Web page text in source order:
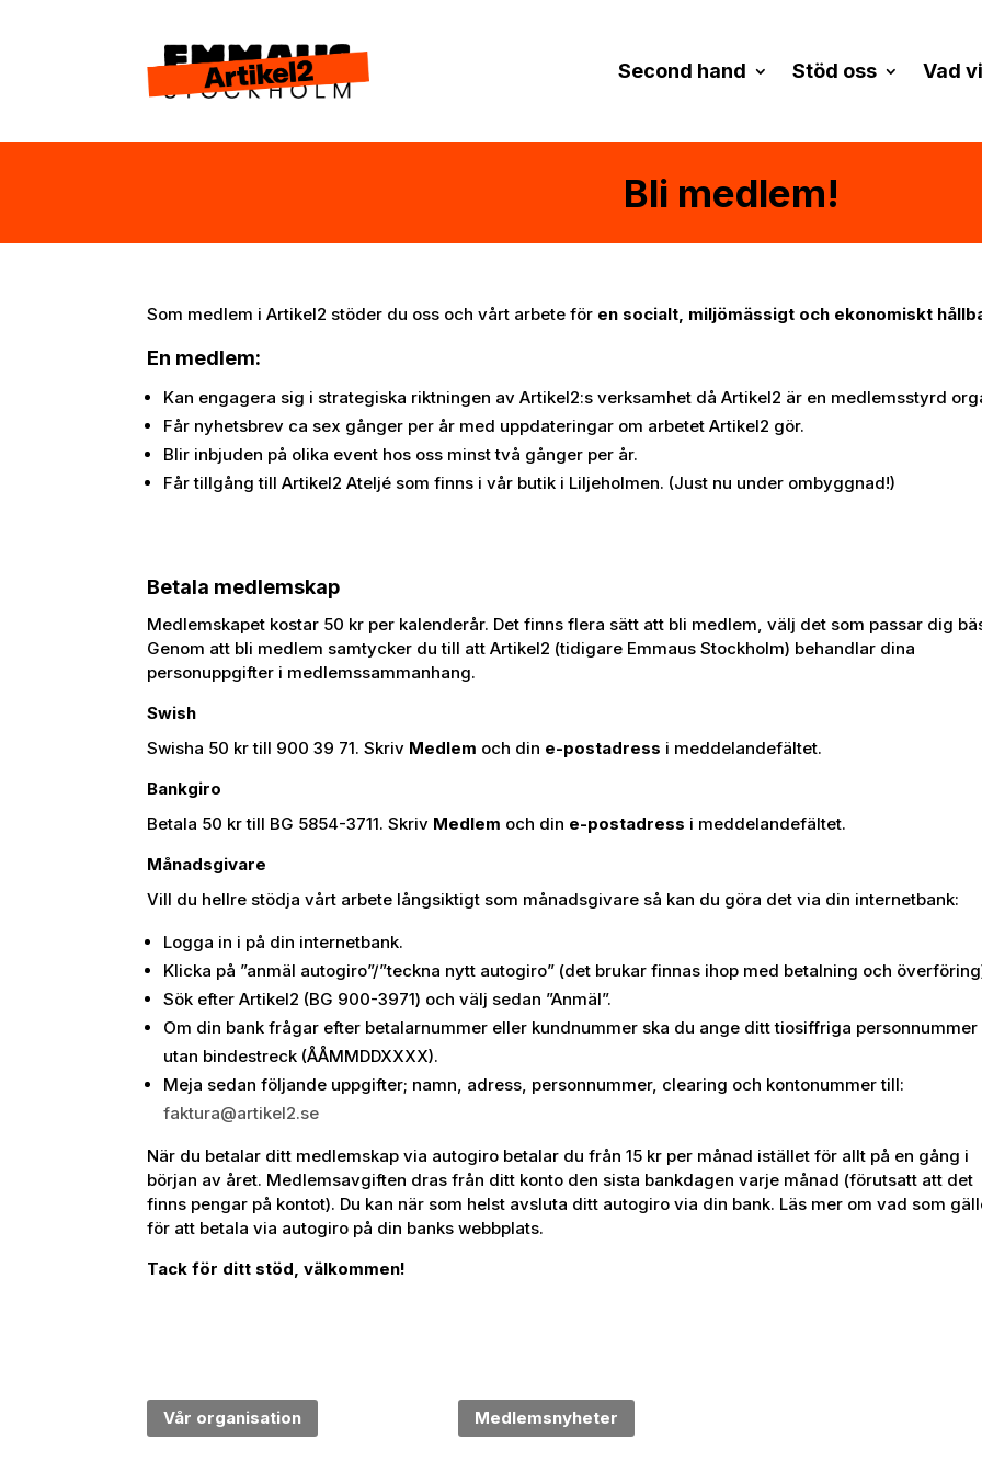
Second hand Stöd oss Vad
Bli medlem!
Som medlem i Artikel2 stöder du oss och vårt arbete för en socialt, miljömässigt och ekonomiskt
En medlem:
Kan engagera sig i strategiska riktningen av Artikel2:s verksamhet då Artikel2 är en medlemsstyrd
Får nyhetsbrev ca sex gånger per år med uppdateringar om arbetet Artikel2 gör.
Blir inbjuden på olika event hos oss minst två gånger per år.
Får tillgång till Artikel2 Ateljé som finns i vår butik i Liljeholmen. (Just nu under ombyggnad!)
Betala medlemskap
Medlemskapet kostar 50 kr per kalenderår. Det finns flera sätt att bli medlem, välj det som passar dig
Genom att bli medlem samtycker du till att Artikel2 (tidigare Emmaus Stockholm) behandlar dina
personuppgifter i medlemssammanhang.
Swish
Swisha 50 kr till 900 39 71. Skriv Medlem och din e-postadress i meddelandefältet.
Bankgiro
Betala 50 kr till BG 5854-3711. Skriv Medlem och din e-postadress i meddelandefältet.
Månadsgivare
Vill du hellre stödja vårt arbete långsiktigt som månadsgivare så kan du göra det via din internetbank:
Logga in i på din internetbank.
Klicka på ”anmäl autogiro”/”teckna nytt autogiro” (det brukar finnas ihop med betalning och
Sök efter Artikel2 (BG 900-3971) och välj sedan ”Anmäl”.
Om din bank frågar efter betalarnummer eller kundnummer ska du ange ditt tiosiffriga personnummer
utan bindestreck (ÅÅMMDDXXXX).
Meja sedan följande uppgifter; namn, adress, personnummer, clearing och kontonummer till:
faktura@artikel2.se
När du betalar ditt medlemskap via autogiro betalar du från 15 kr per månad istället för allt på en gång i
början av året. Medlemsavgiften dras från ditt konto den sista bankdagen varje månad (förutsatt att det
finns pengar på kontot). Du kan när som helst avsluta ditt autogiro via din bank. Läs mer om vad som
för att betala via autogiro på din banks webbplats.
Tack för ditt stöd, välkommen!
Vår organisation Medlemsnyheter